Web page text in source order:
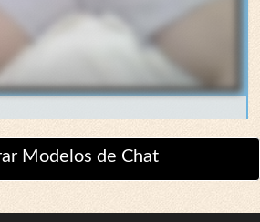
Modelos de Chat